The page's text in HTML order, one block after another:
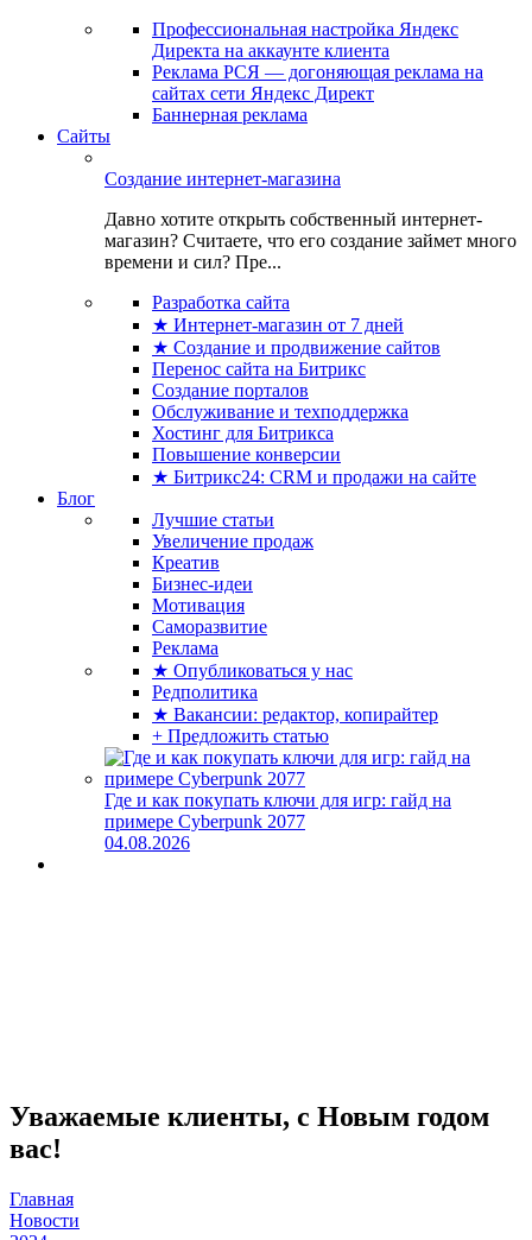
Профессиональная настройка Яндекс
Директа на аккаунте клиента
Реклама РСЯ — догоняющая реклама на
сайтах сети Яндекс Директ
Баннерная реклама
Сайты
Создание интернет-магазина
Давно хотите открыть собственный интернет-
магазин? Считаете, что его создание займет много
времени и сил? Пре...
Разработка сайта
★ Интернет-магазин от 7 дней
★ Создание и продвижение сайтов
Перенос сайта на Битрикс
Создание порталов
Обслуживание и техподдержка
Хостинг для Битрикса
Повышение конверсии
★ Битрикс24: CRM и продажи на сайте
Блог
Лучшие статьи
Увеличение продаж
Креатив
Бизнес-идеи
Мотивация
Саморазвитие
Реклама
★ Опубликоваться у нас
Редполитика
★ Вакансии: редактор, копирайтер
+ Предложить статью
Где и как покупать ключи для игр: гайд на
примере Cyberpunk 2077
04.08.2026
Уважаемые клиенты, с Новым годом
вас!
Главная
Новости